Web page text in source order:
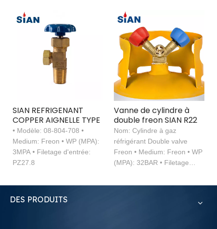
SIAN REFRIGENANT
COPPER AIGNELLE TYPE
• Modèle: 08-804-708 •
Medium: Freon • WP (MPA):
3MPA • Filetage d'entrée:
PZ27.8
Vanne de cylindre à
double freon SIAN R22
Nom: Cylindre à gaz
réfrigérant Double valve
Freon • Medium: Freon • WP
(MPA): 32BAR • Filetage
sortie: 7 / 16-20UNF
DES PRODUITS